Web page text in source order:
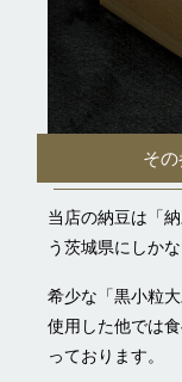
その
当店の納豆は「
う茨城県にしか
希少な「黒小粒
使用した他では
っております。